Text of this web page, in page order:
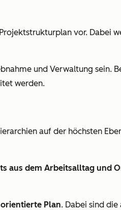
vor. Dabei
und Verwaltung sein.
werden.
auf der höchsten
aus dem Arbeitsalltag und
Plan. Dabei sind